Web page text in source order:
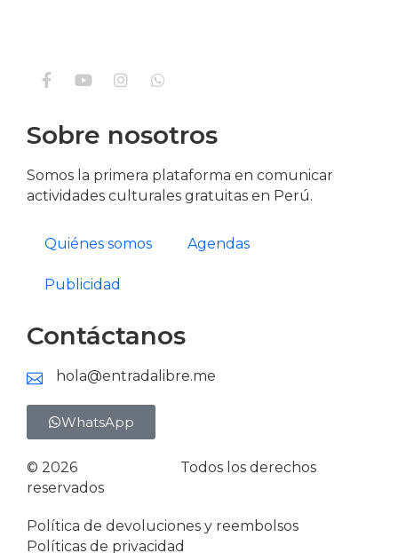
Sobre nosotros
Somos la primera plataforma en comunicar
actividades culturales gratuitas en Perú.
Quiénes somos Agendas
Publicidad
Contáctanos
hola@entradalibre.me
WhatsApp
© 2026
Todos los derechos
reservados
Política de devoluciones y reembolsos
Políticas de privacidad